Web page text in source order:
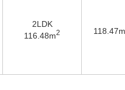
2LDK
116.48m2 118.47m